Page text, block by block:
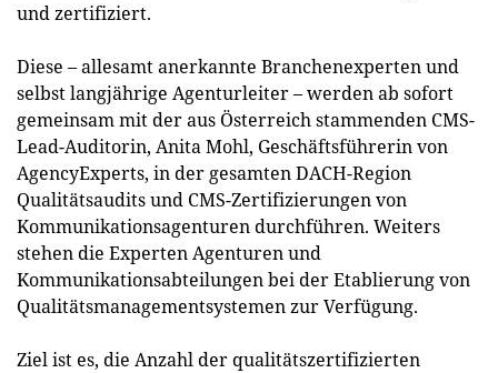
und zertifiziert.
Diese – allesamt anerkannte Branchenexperten und
selbst langjährige Agenturleiter – werden ab sofort
gemeinsam mit der aus Österreich stammenden CMS-
Lead-Auditorin, Anita Mohl, Geschäftsführerin von
AgencyExperts, in der gesamten DACH-Region
Qualitätsaudits und CMS-Zertifizierungen von
Kommunikationsagenturen durchführen. Weiters
stehen die Experten Agenturen und
Kommunikationsabteilungen bei der Etablierung von
Qualitätsmanagementsystemen zur Verfügung.
Ziel ist es, die Anzahl der qualitätszertifizierten